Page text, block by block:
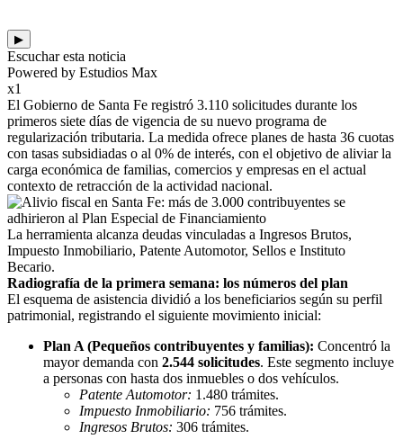
▶
Escuchar esta noticia
Powered by Estudios Max
x1
El Gobierno de Santa Fe registró 3.110 solicitudes durante los
primeros siete días de vigencia de su nuevo programa de
regularización tributaria. La medida ofrece planes de hasta 36 cuotas
con tasas subsidiadas o al 0% de interés, con el objetivo de aliviar la
carga económica de familias, comercios y empresas en el actual
contexto de retracción de la actividad nacional.
La herramienta alcanza deudas vinculadas a Ingresos Brutos,
Impuesto Inmobiliario, Patente Automotor, Sellos e Instituto
Becario.
Radiografía de la primera semana: los números del plan
El esquema de asistencia dividió a los beneficiarios según su perfil
patrimonial, registrando el siguiente movimiento inicial:
Plan A (Pequeños contribuyentes y familias): Concentró la
mayor demanda con 2.544 solicitudes. Este segmento incluye
a personas con hasta dos inmuebles o dos vehículos.
Patente Automotor: 1.480 trámites.
Impuesto Inmobiliario: 756 trámites.
Ingresos Brutos: 306 trámites.